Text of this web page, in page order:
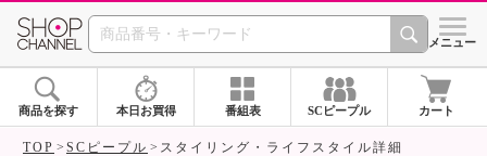
SHOP CHANNEL シメニュー
商品を探す 本日お買得 番組表 SCピープル カート
TOP SCピープル スタイリング・ライフスタイル詳細